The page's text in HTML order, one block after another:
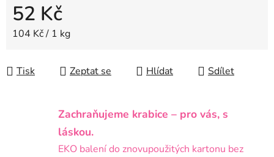
52 Kč
Měrná cena:
104 Kč / 1 kg
Tisk Zeptat se Hlídat Sdílet
Zachraňujeme krabice – pro vás, s
láskou.
EKO balení do znovupoužitých kartonu bez